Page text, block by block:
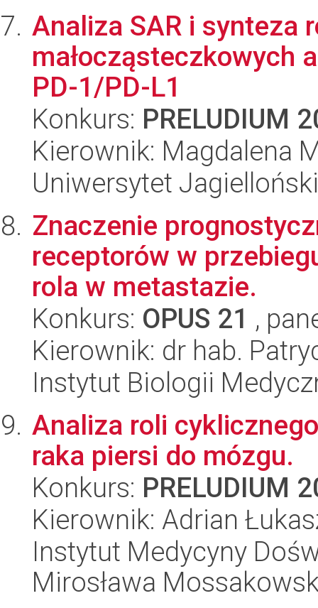
Analiza SAR i synteza
małocząsteczkowych
PD-1/PD-L1
Konkurs: PRELUDIUM
Kierownik: Magdalena
Uniwersytet
Znaczenie
receptorów w
rola w metastazie.
Konkurs: OPUS 21 ,
Kierownik: dr hab.
Instytut Biologii
Analiza roli
raka piersi do mózgu.
Konkurs: PRELUDIUM
Kierownik: Adrian
Instytut Medycyny
Mirosława